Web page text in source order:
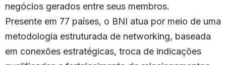
negócios gerados entre seus membros.
Presente em 77 países, o BNI atua por meio de uma
metodologia estruturada de networking, baseada
em conexões estratégicas, troca de indicações